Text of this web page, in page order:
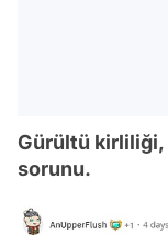
Gürültü kirliliği,
sorunu.